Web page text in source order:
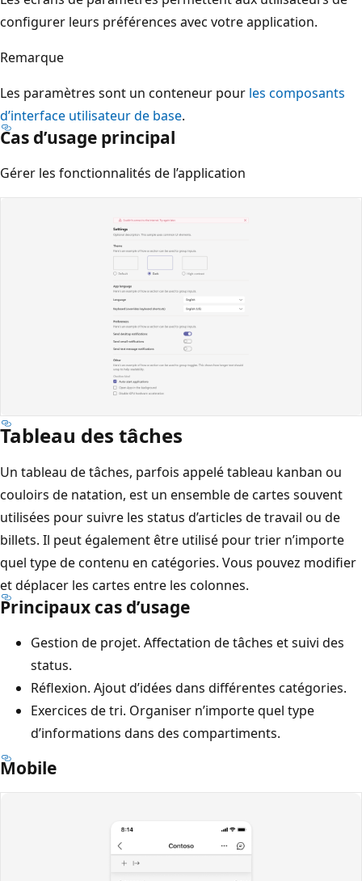
configurer leurs préférences avec votre application.
Remarque
Les paramètres sont un conteneur pour les composants
d’interface utilisateur de base.
Cas d’usage principal
Gérer les fonctionnalités de l’application
Tableau des tâches
Un tableau de tâches, parfois appelé tableau kanban ou
couloirs de natation, est un ensemble de cartes souvent
utilisées pour suivre les status d’articles de travail ou de
billets. Il peut également être utilisé pour trier n’importe
quel type de contenu en catégories. Vous pouvez modifier
et déplacer les cartes entre les colonnes.
Principaux cas d’usage
Gestion de projet. Affectation de tâches et suivi des
status.
Réflexion. Ajout d’idées dans différentes catégories.
Exercices de tri. Organiser n’importe quel type
d’informations dans des compartiments.
Mobile